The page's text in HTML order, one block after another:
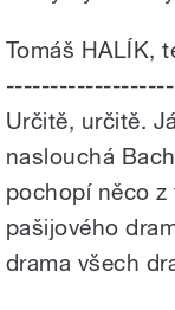
Tomáš HALÍK,
Určitě, určitě.
naslouchá
pochopí něco
pašijového
drama všech